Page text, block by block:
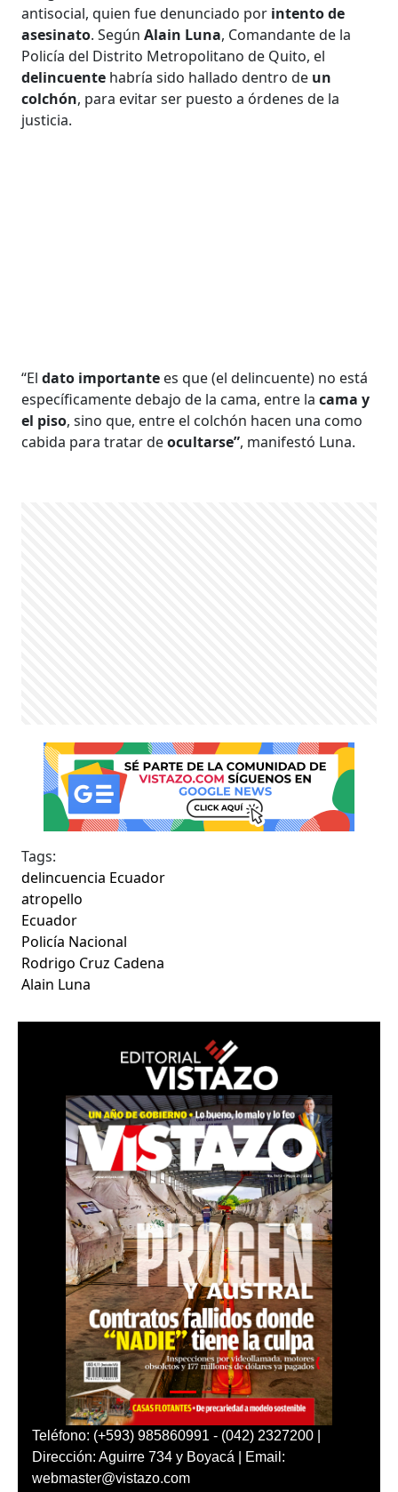
antisocial, quien fue denunciado por intento de
asesinato. SegúnAlain Luna, Comandante de la
Policía del Distrito Metropolitano de Quito, el
delincuente habría sido hallado dentro de un
colchón, para evitar ser puesto a órdenes de la
justicia.
“Eldato importante es que (el delincuente) no está
específicamente debajo de la cama, entre lacama y
el piso, sino que, entre el colchón hacen una como
cabida para tratar deocultarse”, manifestó Luna.
Tags:
delincuencia Ecuador
atropello
Ecuador
Policía Nacional
Rodrigo Cruz Cadena
Alain Luna
Teléfono: (+593) 985860991 - (042) 2327200 |
Dirección: Aguirre 734 y Boyacá | Email:
webmaster@vistazo.com